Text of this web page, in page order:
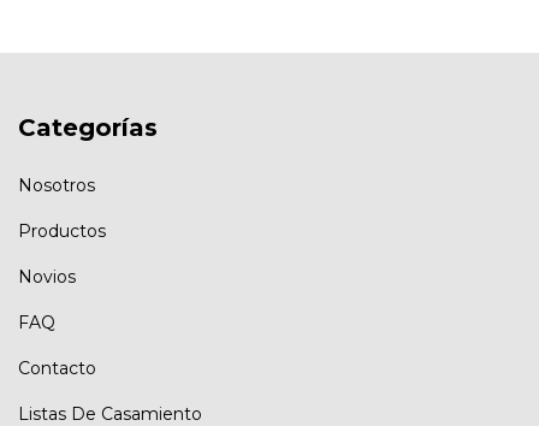
Categorías
Nosotros
Productos
Novios
FAQ
Contacto
Listas De Casamiento